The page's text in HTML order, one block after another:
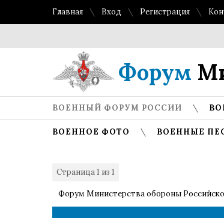
Главная Вход Регистрация
Форум
ВОЕННЫЙ ФОРУМ РОССИИ
ВОЕННОЕ ФОТО ВОЕННЫЕ
Страница1 из 1
Форум Министерства обороны